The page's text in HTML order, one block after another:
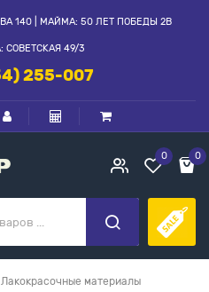
140 | МАЙМА: 50 ЛЕТ ПОБЕДЫ 2В
СОВЕТСКАЯ 49/3
255-007
0 0
Лакокрасочные материалы